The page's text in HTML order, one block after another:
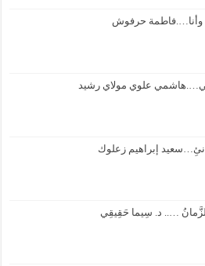
حرفوش
علوي مولاي رشيد
إبراهيم زعلوك
….. د. سِيما حَقِيقِي